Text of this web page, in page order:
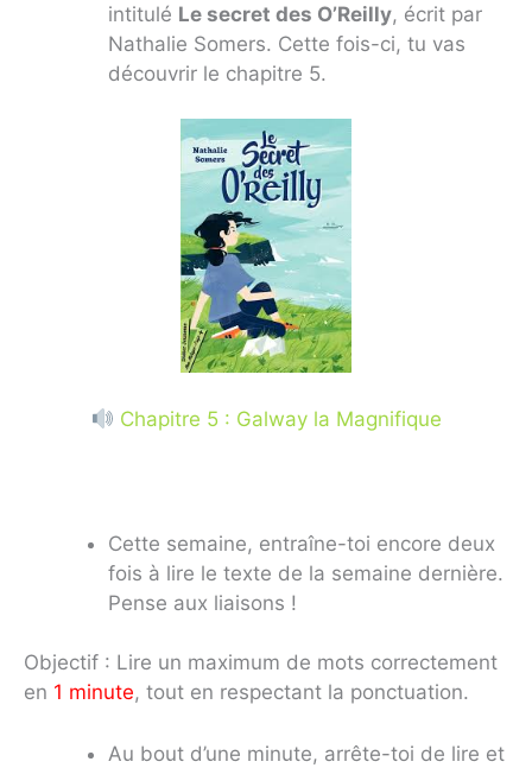
intitulé Le secret des O’Reilly, écrit par
Nathalie Somers. Cette fois-ci, tu vas
découvrir le chapitre 5.
Chapitre 5 : Galway la Magnifique
Cette semaine, entraîne-toi encore deux
fois à lire le texte de la semaine dernière.
Pense aux liaisons !
Objectif : Lire un maximum de mots correctement
en 1 minute, tout en respectant la ponctuation.
Au bout d’une minute, arrête-toi de lire et